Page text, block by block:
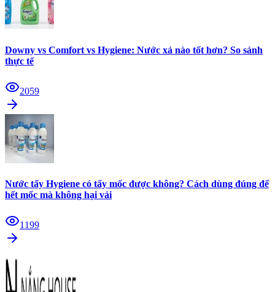
Downy vs Comfort vs Hygiene: Nước xả nào tốt hơn? So sánh
thực tế
2059
Nước tẩy Hygiene có tẩy mốc được không? Cách dùng đúng để
hết mốc mà không hại vải
1199